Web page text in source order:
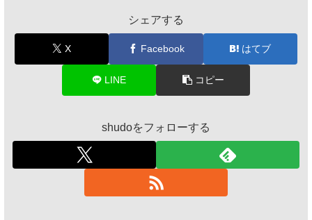
シェアする
X Facebook はてブ
LINE コピー
shudoをフォローする